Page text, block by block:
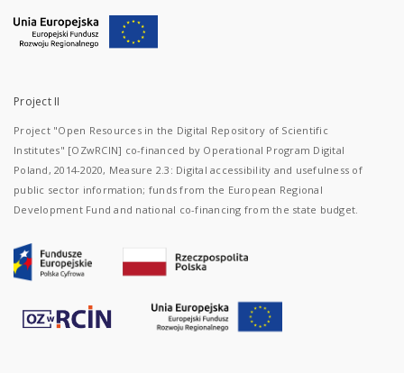
Project II
Project "Open Resources in the Digital Repository of Scientific
Institutes" [OZwRCIN] co-financed by Operational Program Digital
Poland, 2014-2020, Measure 2.3: Digital accessibility and usefulness of
public sector information; funds from the European Regional
Development Fund and national co-financing from the state budget.